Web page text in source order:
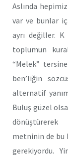
Aslında
var ve bunlar
ayrı değiller. K
toplumun
“Melek”
ben’liğin
alternatif
Buluş güzel
dönüştürerek
metninin de bu
gerekiyordu.